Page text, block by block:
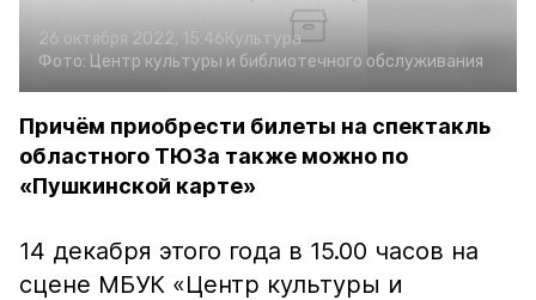
26 октября 2022, 15:46Культура
Фото: Центр культуры и библиотечного обслуживания
Причём приобрести билеты на спектакль
областного ТЮЗа также можно по
«Пушкинской карте»
14 декабря этого года в 15.00 часов на
сцене МБУК «Центр культуры и